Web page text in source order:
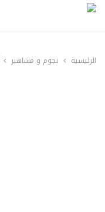
الرئيسية نجوم و مشاهير